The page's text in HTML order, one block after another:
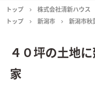
トップ 株式会社清新ハウス
トップ
新潟市 新潟市秋
４０坪の土地
家